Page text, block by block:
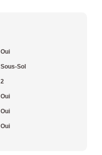
Oui
Sous-Sol
2
Oui
Oui
Oui